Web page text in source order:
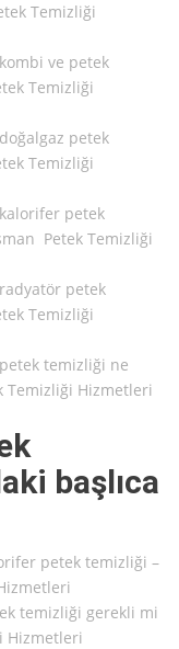
Temizliği
ve petek
Temizliği
petek
Temizliği
kalorifer petek
Petek Temizliği
radyatör petek
Temizliği
petek temizliği ne
Temizliği Hizmetleri
başlıca
petek temizliği –
temizliği gerekli mi
Hizmetleri